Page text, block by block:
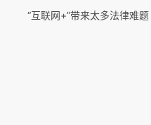
“互联网+”带来太多法律难题